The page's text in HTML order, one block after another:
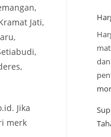
Jati,
Jika
merk